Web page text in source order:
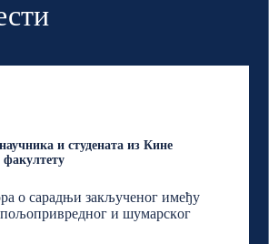
и студената из Кине
о сарадњи закљученог имеђу
и шумарскoг